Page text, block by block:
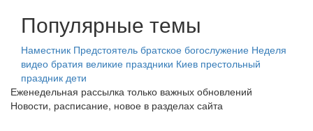
Популярные темы
Наместник Предстоятель братское богослужение Неделя
видео братия великие праздники Киев престольный
праздник дети
Еженедельная рассылка только важных обновлений
Новости, расписание, новое в разделах сайта